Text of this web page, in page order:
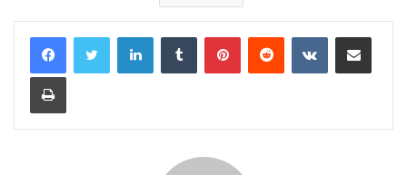
LinkedInTumblr PinterestReddit VKontakteShare via Email
Print